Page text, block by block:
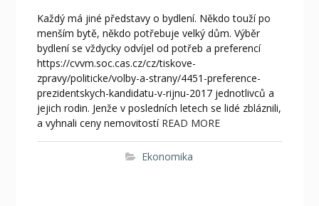
Každý má jiné představy o bydlení. Někdo touží po
menším bytě, někdo potřebuje velký dům. Výběr
bydlení se vždycky odvíjel od potřeb a preferencí
https://cvvm.soc.cas.cz/cz/tiskove-
zpravy/politicke/volby-a-strany/4451-preference-
prezidentskych-kandidatu-v-rijnu-2017 jednotlivců a
jejich rodin. Jenže v posledních letech se lidé zbláznili,
a vyhnali ceny nemovitostí READ MORE
Ekonomika